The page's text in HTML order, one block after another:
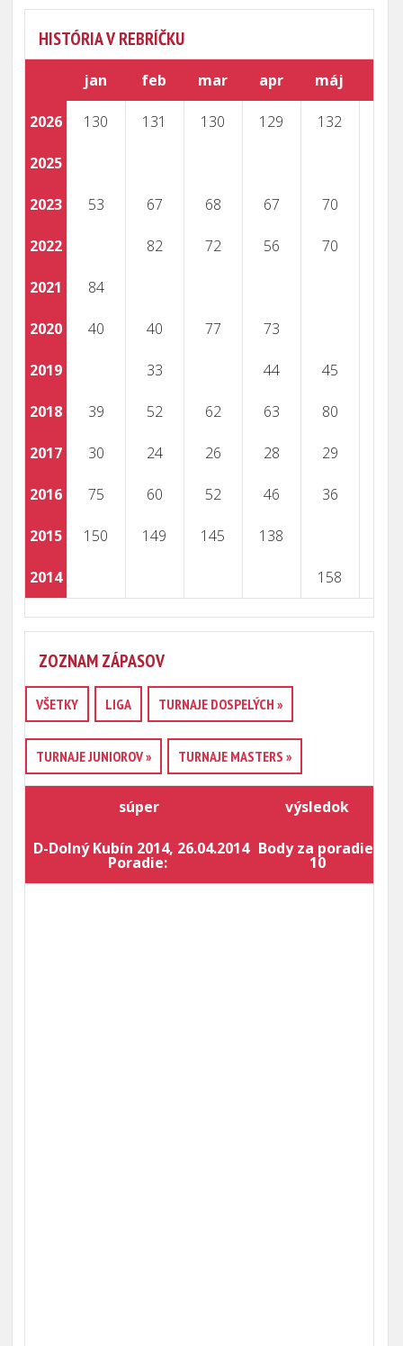
HISTÓRIA V REBRÍČKU
jan feb mar apr máj
2026 130 131 130 129 132
2025
2023 53 67 68 67 70
2022 82 72 56 70
2021 84
2020 40 40 77 73
2019 33 44 45
2018 39 52 62 63 80
2017 30 24 26 28 29
2016 75 60 52 46 36
2015 150 149 145 138
2014 158
ZOZNAM ZÁPASOV
VŠETKY LIGA TURNAJE DOSPELÝCH »
TURNAJE JUNIOROV » TURNAJE MASTERS »
súper výsledok
D-Dolný Kubín 2014, 26.04.2014
Poradie:
Body za poradie:
10